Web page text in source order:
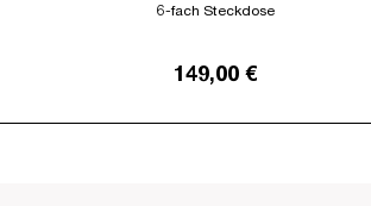
6-fach Steckdose
149,00 €